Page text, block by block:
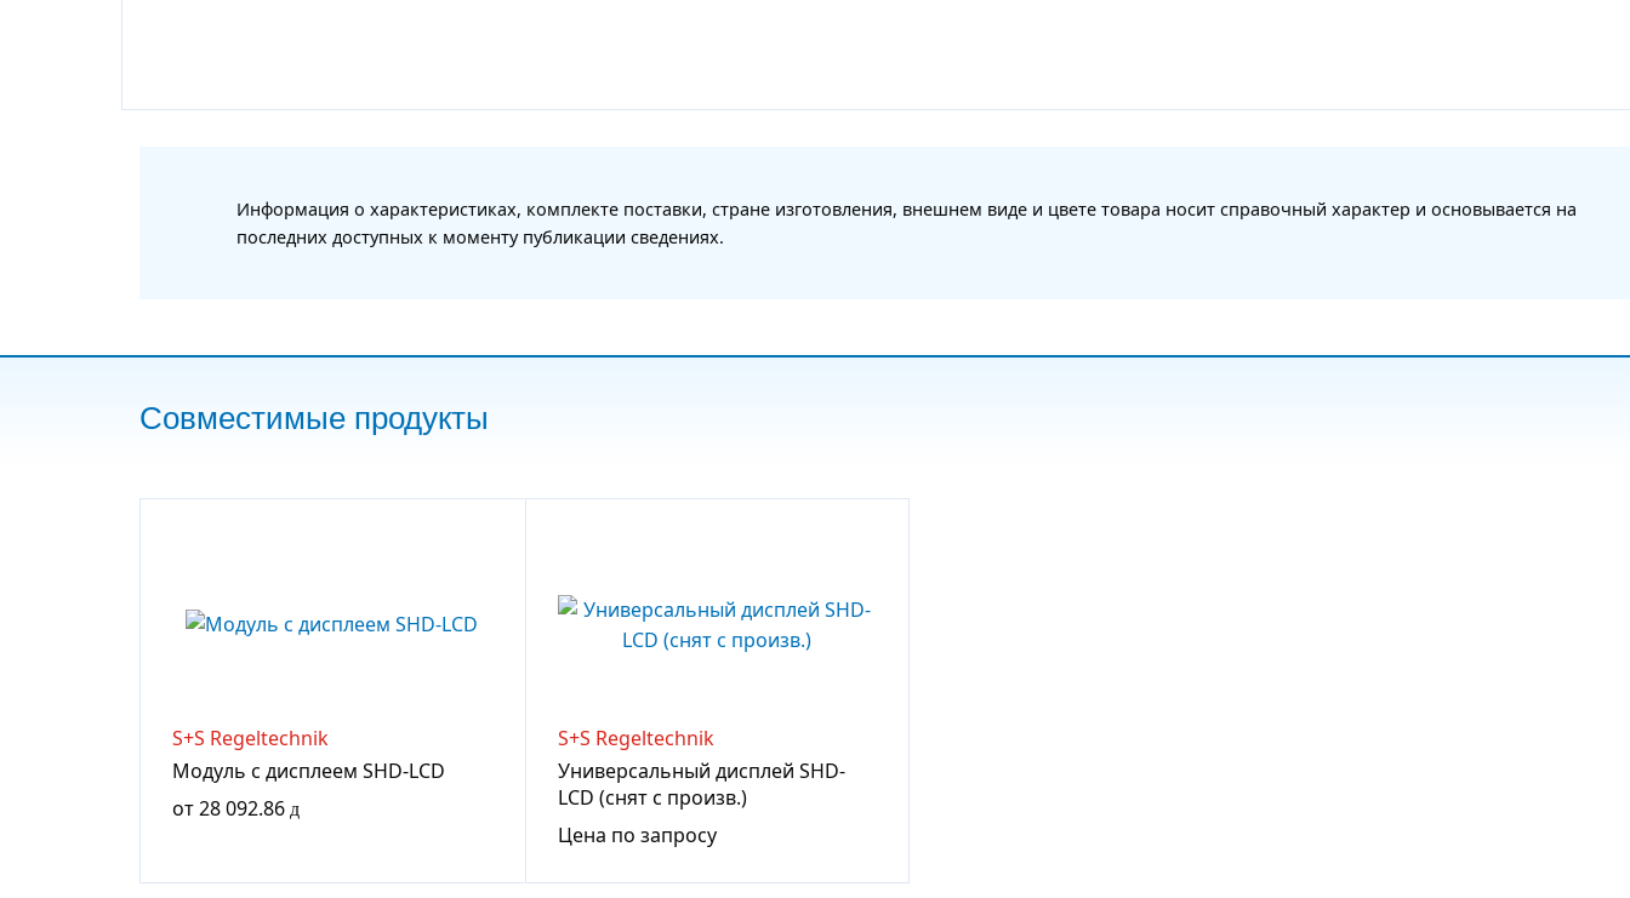
Информация о характеристиках, комплекте поставки, стране изготовления, внешнем виде и цвете товара носит справочный характер и основывается на
последних доступных к моменту публикации сведениях.
Совместимые продукты
S+S Regeltechnik
Модуль с дисплеем SHD-LCD
от28 092.86
S+S Regeltechnik
Универсальный дисплей SHD-
LCD (снят с произв.)
Цена по запросу